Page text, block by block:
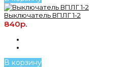
Выключатель ВПЛГ 1-2
840р.
В корзину